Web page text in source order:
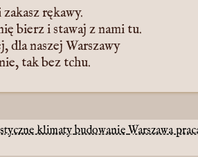
rękawy.
bierz i stawaj z nami tu.
dla naszej Warszawy
tak bez tchu.
klimatybudowanieWarszawa